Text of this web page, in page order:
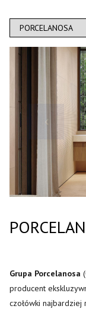
Grupa Porcelanosa
producent
czołówki najbardziej